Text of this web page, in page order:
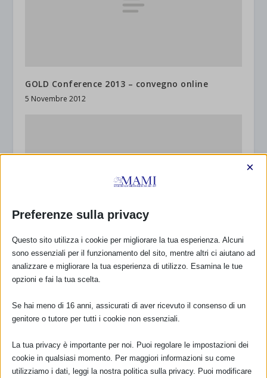
GOLD Conference 2013 – convegno online
5 Novembre 2012
Questionario per i gruppi di sostegno: rispondi
e diffondi!
RISPONDI
Preferenze sulla privacy
×
Questo sito utilizza i cookie per migliorare la tua esperienza. Alcuni
sono essenziali per il funzionamento del sito, mentre altri ci aiutano ad
analizzare e migliorare la tua esperienza di utilizzo. Esamina le tue
opzioni e fai la tua scelta.
Se hai meno di 16 anni, assicurati di aver ricevuto il consenso di un
genitore o tutore per tutti i cookie non essenziali.
La tua privacy è importante per noi. Puoi regolare le impostazioni dei
cookie in qualsiasi momento. Per maggiori informazioni su come
utilizziamo i dati, leggi la nostra politica sulla privacy. Puoi modificare